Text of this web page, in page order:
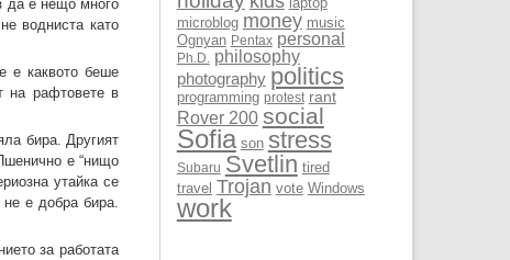
да е нещо много
водниста като
е каквото беше
на рафтовете в
бира. Другият
е “нищо
утайка се
е добра бира.
за работата
microblog money music
Ognyan Pentax personal
Ph.D. philosophy
photography politics
programming protest rant
Rover 200 social
Sofia son stress
Subaru Svetlin tired
travel Trojan vote Windows
work